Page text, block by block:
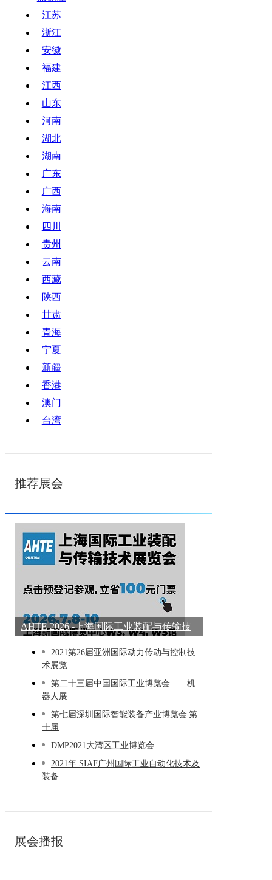
甘肃
青海
宁夏
新疆
香港
澳门
台湾
江苏
浙江
安徽
福建
江西
山东
河南
湖北
湖南
广东
广西
海南
四川
贵州
云南
西藏
陕西
甘肃
青海
宁夏
新疆
香港
澳门
台湾
推荐展会
AHTE 2026 -上海国际工业装配与传输技
2021第26届亚洲国际动力传动与控制技
术展览
第二十三届中国国际工业博览会——机
器人展
第七届深圳国际智能装备产业博览会|第
十届
DMP2021大湾区工业博览会
2021年 SIAF广州国际工业自动化技术及
装备
展会播报